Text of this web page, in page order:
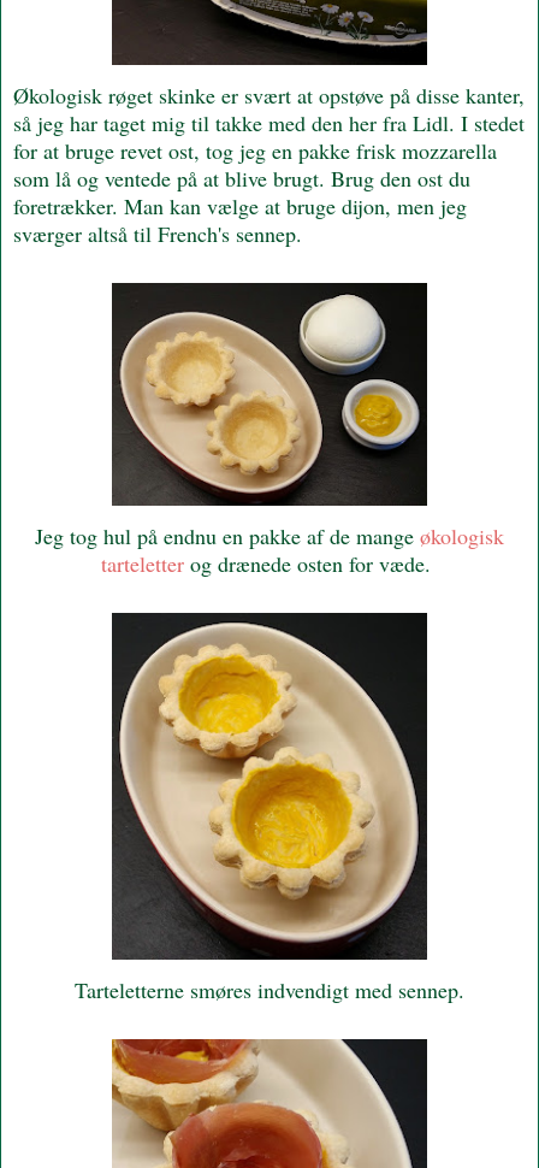
Økologisk røget skinke er svært at opstøve på disse kanter,
så jeg har taget mig til takke med den her fra Lidl. I stedet
for at bruge revet ost, tog jeg en pakke frisk mozzarella
som lå og ventede på at blive brugt. Brug den ost du
foretrækker. Man kan vælge at bruge dijon, men jeg
sværger altså til French's sennep.
Jeg tog hul på endnu en pakke af de mange økologisk
tarteletter og drænede osten for væde.
Tarteletterne smøres indvendigt med sennep.